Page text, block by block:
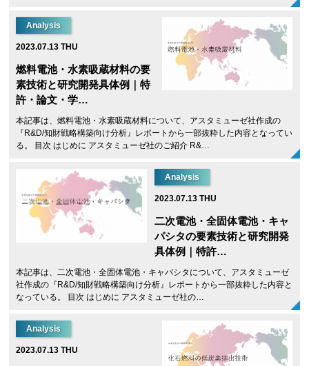
Analysis
2023.07.13 THU
燃料電池・水素吸蔵材料の要
素技術と研究開発具体例｜特
許・論文・学…
本記事は、燃料電池・水素吸蔵材料について、アスタミューゼ社作成の
『R&D/知財戦略構築向け分析』レポートから一部抜粋した内容となってい
る。 目次 はじめに アスタミューゼ社のご紹介 R&…
Analysis
2023.07.13 THU
二次電池・全固体電池・キャ
パシタの要素技術と研究開発
具体例｜特許…
本記事は、二次電池・全固体電池・キャパシタについて、アスタミューゼ
社作成の『R&D/知財戦略構築向け分析』レポートから一部抜粋した内容と
なっている。 目次 はじめに アスタミューゼ社の…
Analysis
2023.07.13 THU